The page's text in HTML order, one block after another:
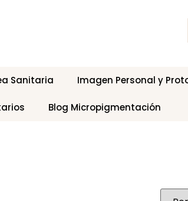
Sanitaria Imagen Personal y
Blog Micropigmentación